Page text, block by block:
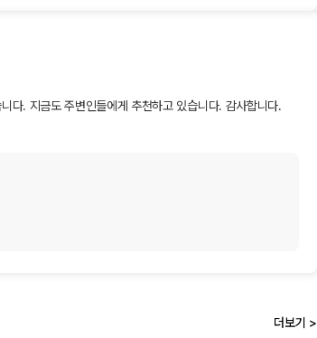
늘 이 자리를 지키고 있겠습니다. 다음에 찾아주실 때도
다. 지금도 주변인들에게 추천하고 있습니다. 감사합니다.
니다!
적의 금융 솔루션을 제공해 드릴 수 있도록 최선을
세요.
더보기 >